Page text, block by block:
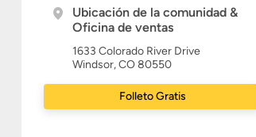
Ubicación de la comunidad &
Oficina de ventas
1633 Colorado River Drive
Windsor, CO 80550
Folleto Gratis